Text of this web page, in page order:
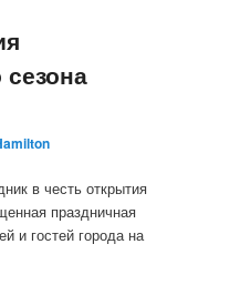
сезона
в честь открытия
праздничная
и гостей города на